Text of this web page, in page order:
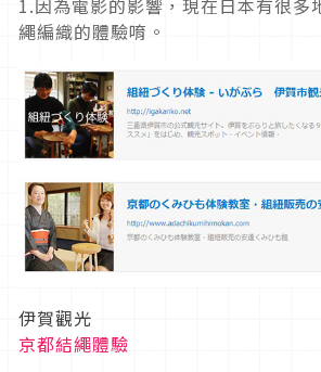
繩編織的體驗唷。
伊賀觀光
京都結繩體驗